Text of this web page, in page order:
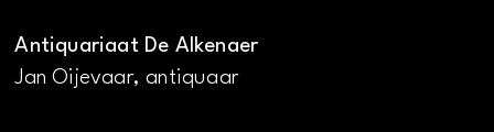
Antiquariaat De Alkenaer
Jan Oijevaar, antiquaar